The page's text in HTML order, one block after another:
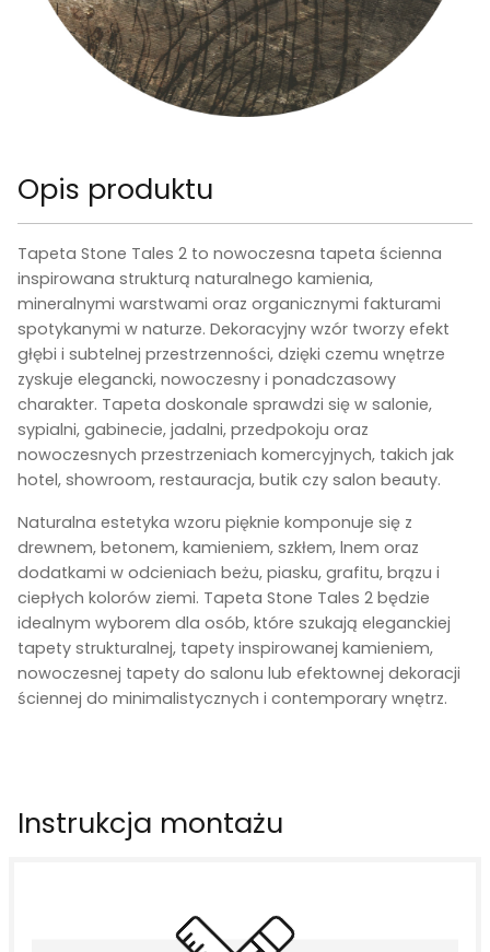
Opis produktu
Tapeta Stone Tales 2 to nowoczesna tapeta ścienna
inspirowana strukturą naturalnego kamienia,
mineralnymi warstwami oraz organicznymi fakturami
spotykanymi w naturze. Dekoracyjny wzór tworzy efekt
głębi i subtelnej przestrzenności, dzięki czemu wnętrze
zyskuje elegancki, nowoczesny i ponadczasowy
charakter. Tapeta doskonale sprawdzi się w salonie,
sypialni, gabinecie, jadalni, przedpokoju oraz
nowoczesnych przestrzeniach komercyjnych, takich jak
hotel, showroom, restauracja, butik czy salon beauty.
Naturalna estetyka wzoru pięknie komponuje się z
drewnem, betonem, kamieniem, szkłem, lnem oraz
dodatkami w odcieniach beżu, piasku, grafitu, brązu i
ciepłych kolorów ziemi. Tapeta Stone Tales 2 będzie
idealnym wyborem dla osób, które szukają eleganckiej
tapety strukturalnej, tapety inspirowanej kamieniem,
nowoczesnej tapety do salonu lub efektownej dekoracji
ściennej do minimalistycznych i contemporary wnętrz.
Instrukcja montażu